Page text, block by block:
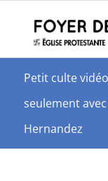
Petit culte
seulement
Hernandez